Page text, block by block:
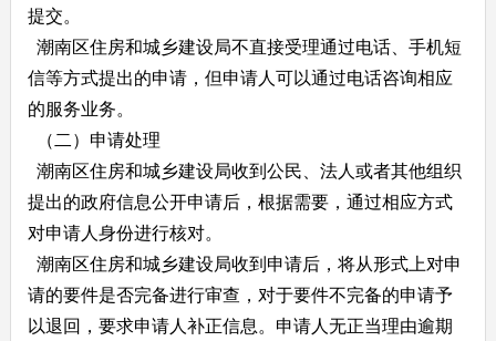
提交。
潮南区住房和城乡建设局不直接受理通过电话、手机短
信等方式提出的申请，但申请人可以通过电话咨询相应
的服务业务。
（二）申请处理
潮南区住房和城乡建设局收到公民、法人或者其他组织
提出的政府信息公开申请后，根据需要，通过相应方式
对申请人身份进行核对。
潮南区住房和城乡建设局收到申请后，将从形式上对申
请的要件是否完备进行审查，对于要件不完备的申请予
以退回，要求申请人补正信息。申请人无正当理由逾期